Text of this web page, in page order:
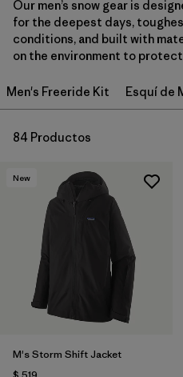
Filtrar por
Price
Filtrar por
Fit
Filtrar por
Materials & Fabric
Our men’s snow gear is
for the deepest days,
conditions, and built with
on the environment to
Men's Freeride Kit Esquí de
84 Productos
New
M's Storm Shift Jacket